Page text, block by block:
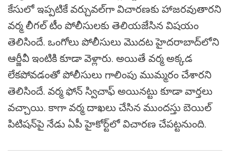
కేసులో ఇప్పటికే వర్చువల్‌గా విచారణకు హాజరవుతారని
వర్మ లీగల్‌ టీం పోలీసులకు తెలియజేసిన విషయం
తెలిసిందే. ఒంగోలు పోలీసులు మొదట హైదరాబాద్‌లోని
ఆర్జీవీ ఇంటికి కూడా వెళ్లారు. అయితే వర్మ అక్కడ
లేకపోవడంతో పోలీసులు గాలింపు ముమ్మరం చేశారని
తెలిసిందే. వర్మ ఫోన్ స్విచాఫ్‌ అయినట్టు కూడా వార్తలు
వచ్చాయి. కాగా వర్మ దాఖలు చేసిన ముందస్తు బెయిల్
పిటిషన్‌పై నేడు ఏపీ హైకోర్ట్‌లో విచారణ చేపట్టనుంది.